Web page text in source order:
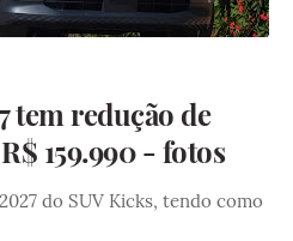
tem redução de
159.990 - fotos
do SUV Kicks, tendo como